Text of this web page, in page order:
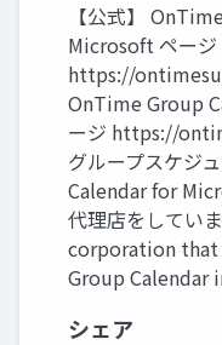
【公式】
Microsoft ページ
https://
OnTime Group
ージ https://
グループスケジ
Calendar for
代理店をしてい
corporation that
Group Calendar
シェア